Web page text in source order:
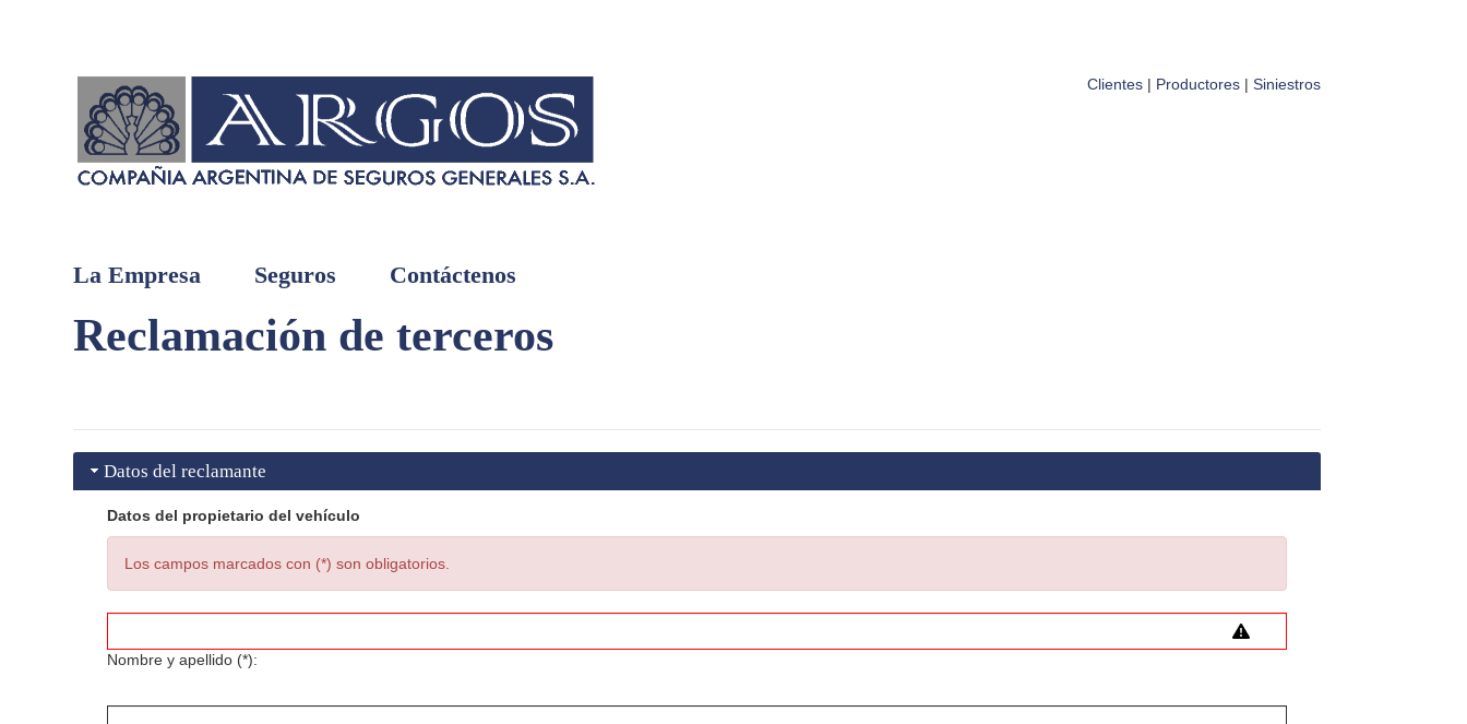
Clientes| Productores| Siniestros
La Empresa Seguros Contáctenos
Reclamación de terceros
Datos del reclamante
Datos del propietario del vehículo
Los campos marcados con (*) son obligatorios.
Nombre y apellido (*):